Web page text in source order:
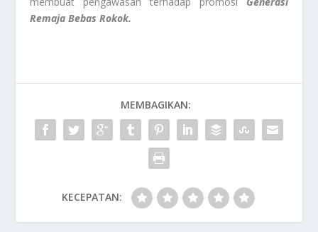
Remaja Bebas Rokok.
MEMBAGIKAN:
KECEPATAN: